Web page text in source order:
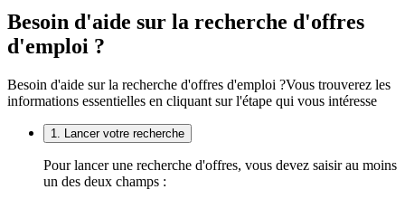
Besoin d'aide sur la recherche d'offres
d'emploi ?
Besoin d'aide sur la recherche d'offres d'emploi ?Vous trouverez les
informations essentielles en cliquant sur l'étape qui vous intéresse
1. Lancer votre recherche
Pour lancer une recherche d'offres, vous devez saisir au moins
un des deux champs :